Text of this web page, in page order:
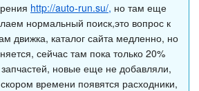
http://auto-run.su/, но там еще
нормальный поиск,это вопрос к
движка, каталог сайта медленно, но
сейчас там пока только 20%
запчастей, новые еще не добавляли,
времени появятся расходники,